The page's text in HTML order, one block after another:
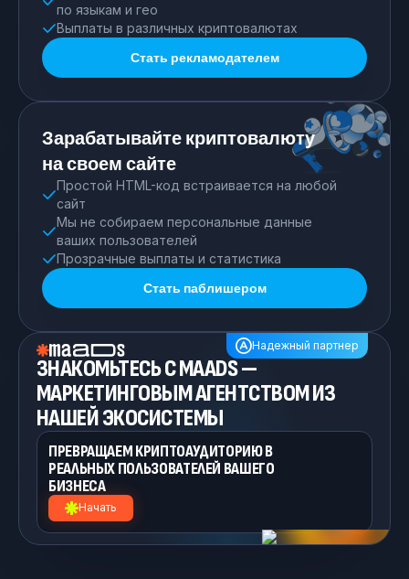
по языкам и гео
Выплаты в различных криптовалютах
Стать рекламодателем
Зарабатывайте криптовалюту
на своем сайте
Простой HTML-код встраивается на любой
сайт
Мы не собираем персональные данные
ваших пользователей
Прозрачные выплаты и статистика
Стать паблишером
Надежный партнер
ЗНАКОМЬТЕСЬ С MAADS —
МАРКЕТИНГОВЫМАГЕНТСТВОМ ИЗ
НАШЕЙЭКОСИСТЕМЫ
ПРЕВРАЩАЕМ КРИПТОАУДИТОРИЮВ
РЕАЛЬНЫХ ПОЛЬЗОВАТЕЛЕЙ ВАШЕГО
БИЗНЕСА
Начать